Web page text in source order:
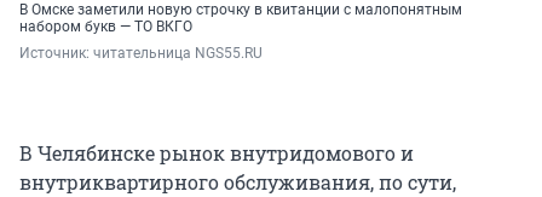
В Омске заметили новую строчку в квитанции с малопонятным
набором букв — ТО ВКГО
Источник: читательница NGS55.RU
В Челябинске рынок внутридомового и
внутриквартирного обслуживания, по сути,